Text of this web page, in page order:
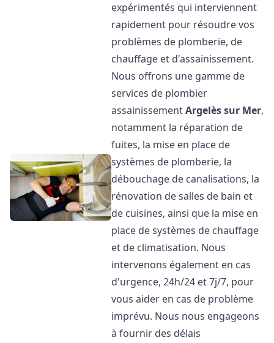
expérimentés qui interviennent
rapidement pour résoudre vos
problèmes de plomberie, de
chauffage et d'assainissement.
Nous offrons une gamme de
services de plombier
assainissementArgelès sur Mer,
notamment la réparation de
fuites, la mise en place de
systèmes de plomberie, la
débouchage de canalisations, la
rénovation de salles de bain et
de cuisines, ainsi que la mise en
place de systèmes de chauffage
et de climatisation. Nous
intervenons également en cas
d'urgence, 24h/24 et 7j/7, pour
vous aider en cas de problème
imprévu. Nous nous engageons
à fournir des délais